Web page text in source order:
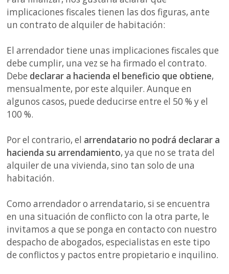
implicaciones fiscales tienen las dos figuras, ante
un contrato de alquiler de habitación:
El arrendador tiene unas implicaciones fiscales que
debe cumplir, una vez se ha firmado el contrato.
Debe declarar a hacienda el beneficio que obtiene,
mensualmente, por este alquiler. Aunque en
algunos casos, puede deducirse entre el 50 % y el
100 %.
Por el contrario, el arrendatario no podrá declarar a
hacienda su arrendamiento, ya que no se trata del
alquiler de una vivienda, sino tan solo de una
habitación.
Como arrendador o arrendatario, si se encuentra
en una situación de conflicto con la otra parte, le
invitamos a que se ponga en contacto con nuestro
despacho de abogados, especialistas en este tipo
de conflictos y pactos entre propietario e inquilino.